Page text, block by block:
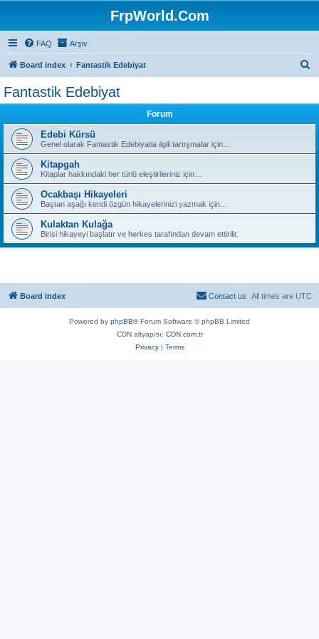
FrpWorld.Com
FAQ Arşiv
Board index Fantastik Edebiyat
Fantastik Edebiyat
Forum
Edebi Kürsü
Genel olarak Fantastik Edebiyatla ilgili tartışmalar için…
Kitapgah
Kitaplar hakkındaki her türlü eleştirileriniz için…
Ocakbaşı Hikayeleri
Baştan aşağı kendi özgün hikayelerinizi yazmak için…
Kulaktan Kulağa
Birisi hikayeyi başlatır ve herkes tarafından devam ettirilir.
Board index All times are UTC
Contact us
Powered by phpBB® Forum Software © phpBB Limited
CDN altyapısı: CDN.com.tr
Privacy| Terms